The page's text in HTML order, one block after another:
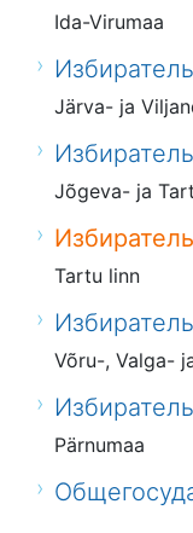
Ida-Virumaa
Järva- ja
Jõgeva- ja
Tartu linn
Võru-, Valga-
Pärnumaa